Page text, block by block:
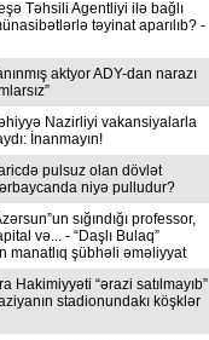
Təhsili Agentliyi ilə bağlı
təyinat aparılıb? -
aktyor ADY-dan narazı
Nazirliyi vakansiyalarla
İnanmayın!
pulsuz olan dövlət
niyə pulludur?
sığındığı professor,
və... - “Daşlı Bulaq”
manatlıq şübhəli əməliyyat
Hakimiyyəti “ərazi satılmayıb”
stadionundakı köşklər